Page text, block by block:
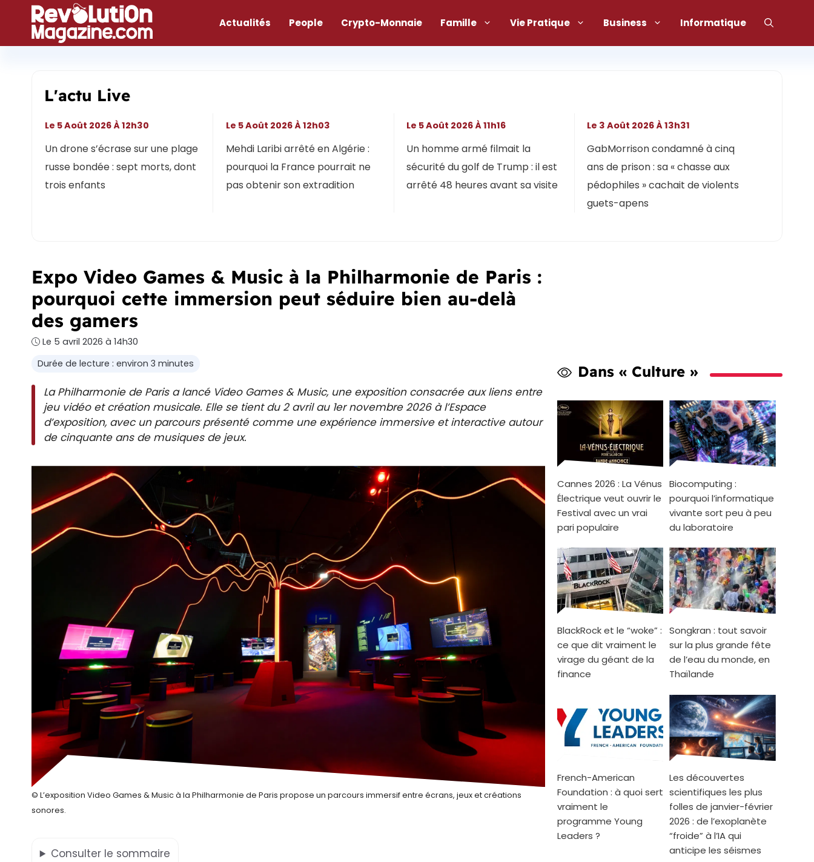
contenu
Actualités People Crypto-Monnaie Famille Vie Pratique Business Informatique
L'actu Live
Un drone s’écrase sur une plage
russe bondée : sept morts, dont
trois enfants
Le 5 Août 2026 À 12h30
Mehdi Laribi arrêté en Algérie :
pourquoi la France pourrait ne
pas obtenir son extradition
Le 5 Août 2026 À 12h03
Un homme armé filmait la
sécurité du golf de Trump : il est
arrêté 48 heures avant sa visite
Le 5 Août 2026 À 11h16
GabMorrison condamné à cinq
ans de prison : sa « chasse aux
pédophiles » cachait de violents
guets-apens
Le 3 Août 2026 À 13h31
Expo Video Games & Music à la Philharmonie de Paris :
pourquoi cette immersion peut séduire bien au-delà
des gamers
Le 5 avril 2026 à 14h30
Durée de lecture : environ 3 minutes
La Philharmonie de Paris a lancé Video Games & Music, une exposition consacrée aux liens entre
jeu vidéo et création musicale. Elle se tient du 2 avril au 1er novembre 2026 à l’Espace
d’exposition, avec un parcours présenté comme une expérience immersive et interactive autour
de cinquante ans de musiques de jeux.
© L’exposition Video Games & Music à la Philharmonie de Paris propose un parcours immersif entre écrans, jeux et créations
sonores.
Consulter le sommaire
Dans « Culture »
Cannes 2026 : La Vénus
Électrique veut ouvrir le
Festival avec un vrai
pari populaire
Biocomputing :
pourquoi l’informatique
vivante sort peu à peu
du laboratoire
BlackRock et le “woke” :
ce que dit vraiment le
virage du géant de la
finance
Songkran : tout savoir
sur la plus grande fête
de l’eau du monde, en
Thaïlande
French-American
Foundation : à quoi sert
vraiment le
programme Young
Leaders ?
Les découvertes
scientifiques les plus
folles de janvier-février
2026 : de l’exoplanète
“froide” à l’IA qui
anticipe les séismes